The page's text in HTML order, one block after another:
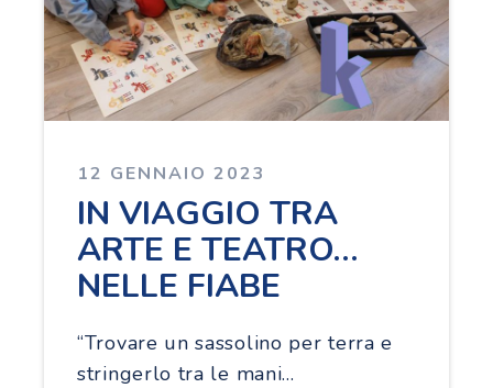
12 GENNAIO 2023
IN VIAGGIO TRA
ARTE E TEATRO…
NELLE FIABE
“Trovare un sassolino per terra e
stringerlo tra le mani…